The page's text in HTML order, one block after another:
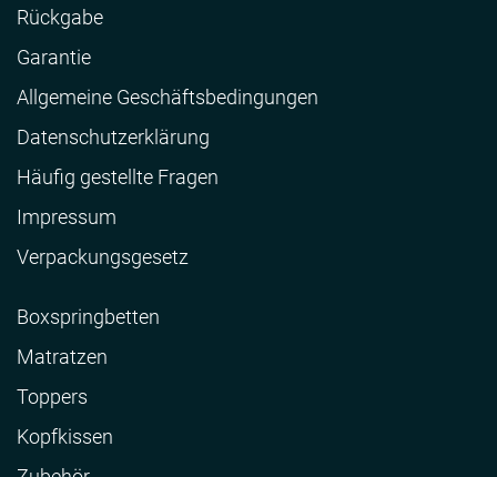
Rückgabe
Garantie
Allgemeine Geschäftsbedingungen
Datenschutzerklärung
Häufig gestellte Fragen
Impressum
Verpackungsgesetz
Boxspringbetten
Matratzen
Toppers
Kopfkissen